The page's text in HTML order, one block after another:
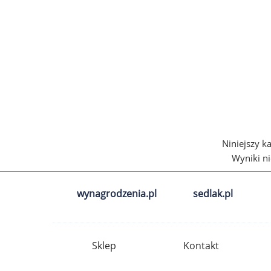
Niniejszy
Wyniki
wynagrodzenia.pl sedlak.pl
Sklep Kontakt